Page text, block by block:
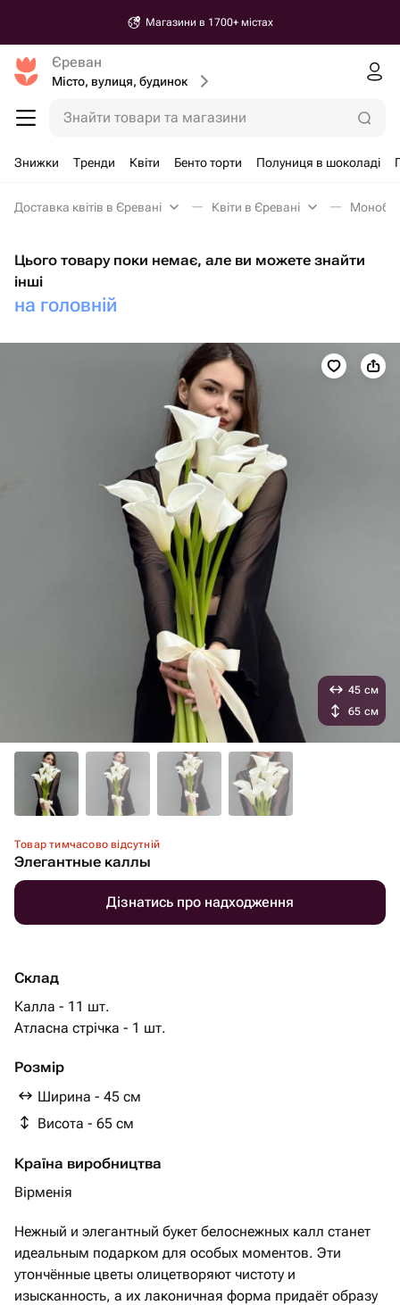
Магазини в 1700+ містах
Єреван
Місто, вулиця, будинок
Знайти товари та магазини
Знижки Тренди Квіти Бенто торти Полуниця в шоколаді
Доставка квітів в Єревані Квіти в Єревані
Цього товару поки немає, але ви можете знайти
інші
на головній
Товар тимчасово відсутній
Элегантные каллы
Дізнатись про надходження
Склад
Калла - 11 шт.
Атласна стрічка - 1 шт.
Розмір
Ширина - 45 см
Висота - 65 см
Країна виробництва
Вірменія
45 см
65 см
Нежный и элегантный букет белоснежных калл станет
идеальным подарком для особых моментов. Эти
утончённые цветы олицетворяют чистоту и
изысканность, а их лаконичная форма придаёт образу